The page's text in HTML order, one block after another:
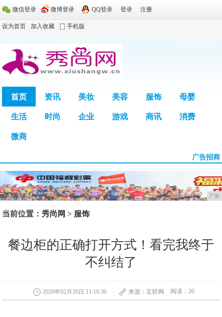
微信登录 微博登录 QQ登录 登录 注册
设为首页 加入收藏 手机版
首页 资讯 美妆 美容 服饰 母婴
生活 时尚 企业 游戏 商讯 消费
微商
广告招商
广告
当前位置：秀尚网 > 服饰
餐边柜的正确打开方式！看完我终于
不纠结了
2020年02月26日 11:10:36 来源：互联网 阅读：20